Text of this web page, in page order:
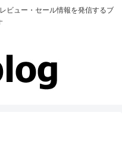
ビュー・セール情報を発信するブ